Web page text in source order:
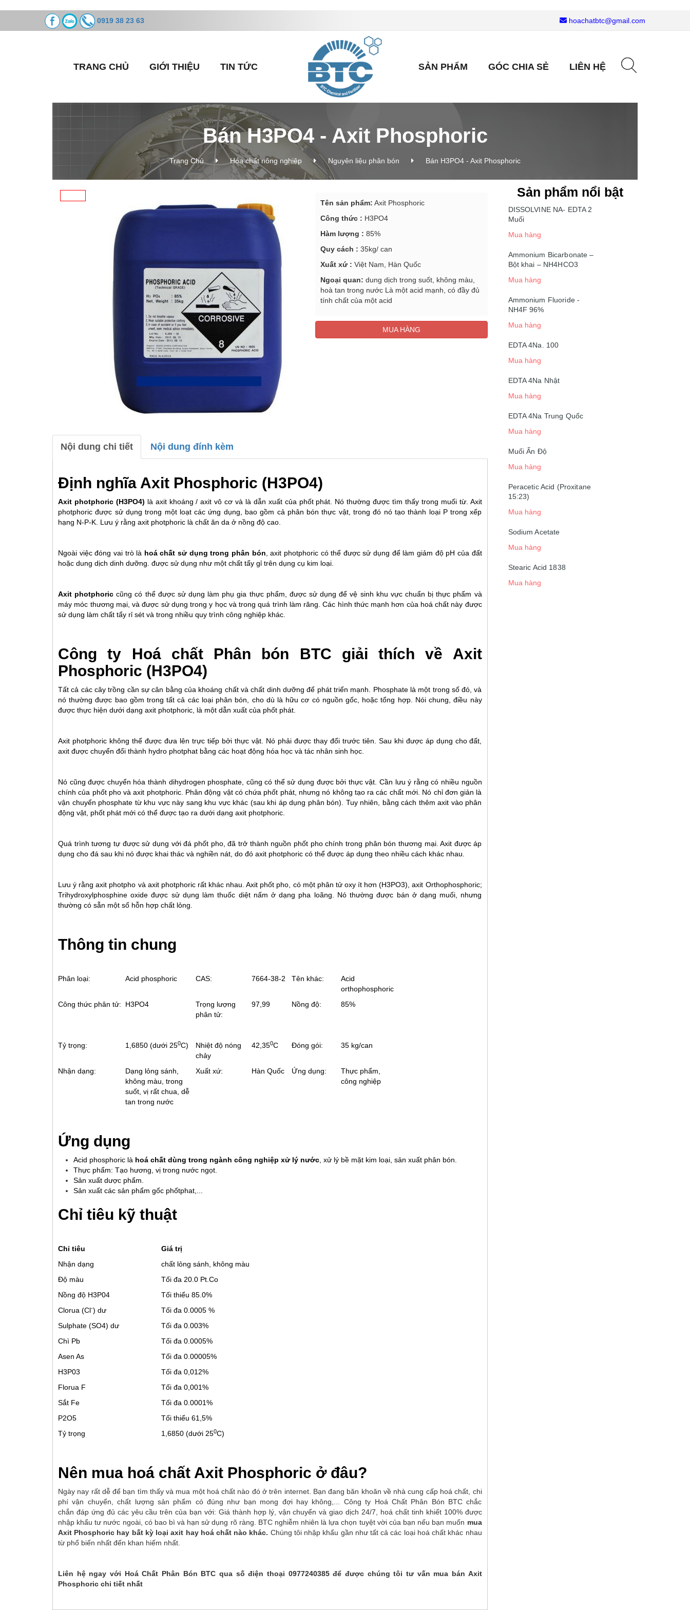
0919 38 23 63 hoachatbtc@gmail.com
TRANG CHỦ GIỚI THIỆU TIN TỨC SẢN PHẨM GÓC CHIA SẺ LIÊN HỆ
Bán H3PO4 - Axit Phosphoric
Trang Chủ Hóa chất nông nghiệp Nguyên liệu phân bón Bán H3PO4 - Axit Phosphoric
Tên sản phẩm: Axit Phosphoric
Công thức : H3PO4
Hàm lượng : 85%
Quy cách : 35kg/ can
Xuất xứ : Việt Nam, Hàn Quốc
Ngoại quan: dung dịch trong suốt, không màu,
hoà tan trong nước Là một acid mạnh, có đầy đủ
tính chất của một acid
MUA HÀNG
Nội dung chi tiết Nội dung đính kèm
Định nghĩa Axit Phosphoric (H3PO4)
Axit photphoric (H3PO4) là axit khoáng / axit vô cơ và là dẫn xuất của phốt phát. Nó thường được tìm thấy trong muối từ. Axit
photphoric được sử dụng trong một loạt các ứng dụng, bao gồm cả phân bón thực vật, trong đó nó tạo thành loại P trong xếp
hạng N-P-K. Lưu ý rằng axit photphoric là chất ăn da ở nồng độ cao.
Ngoài việc đóng vai trò là hoá chất sử dụng trong phân bón , axit photphoric có thể được sử dụng để làm giảm độ pH của đất
hoặc dung dịch dinh dưỡng. được sử dụng như một chất tẩy gỉ trên dụng cụ kim loại.
Axit photphoric cũng có thể được sử dụng làm phụ gia thực phẩm, được sử dụng để vệ sinh khu vực chuẩn bị thực phẩm và
máy móc thương mại, và được sử dụng trong y học và trong quá trình làm răng. Các hình thức mạnh hơn của hoá chất này được
sử dụng làm chất tẩy rỉ sét và trong nhiều quy trình công nghiệp khác.
Công ty Hoá chất Phân bón BTC giải thích về Axit
Phosphoric (H3PO4)
Tất cả các cây trồng cần sự cân bằng của khoáng chất và chất dinh dưỡng để phát triển mạnh. Phosphate là một trong số đó, và
nó thường được bao gồm trong tất cả các loại phân bón, cho dù là hữu cơ có nguồn gốc, hoặc tổng hợp. Nói chung, điều này
được thực hiện dưới dạng axit photphoric, là một dẫn xuất của phốt phát.
Axit photphoric không thể được đưa lên trực tiếp bởi thực vật. Nó phải được thay đổi trước tiên. Sau khi được áp dụng cho đất,
axit được chuyển đổi thành hydro photphat bằng các hoạt động hóa học và tác nhân sinh học.
Nó cũng được chuyển hóa thành dihydrogen phosphate, cũng có thể sử dụng được bởi thực vật. Cần lưu ý rằng có nhiều nguồn
chính của phốt pho và axit photphoric. Phân động vật có chứa phốt phát, nhưng nó không tạo ra các chất mới. Nó chỉ đơn giản là
vận chuyển phosphate từ khu vực này sang khu vực khác (sau khi áp dụng phân bón). Tuy nhiên, bằng cách thêm axit vào phân
động vật, phốt phát mới có thể được tạo ra dưới dạng axit photphoric.
Quá trình tương tự được sử dụng với đá phốt pho, đã trở thành nguồn phốt pho chính trong phân bón thương mại. Axit được áp
dụng cho đá sau khi nó được khai thác và nghiền nát, do đó axit photphoric có thể được áp dụng theo nhiều cách khác nhau.
Lưu ý rằng axit photpho và axit photphoric rất khác nhau. Axit phốt pho, có một phân tử oxy ít hơn (H3PO3), axit Orthophosphoric;
Trihydroxylphosphine oxide được sử dụng làm thuốc diệt nấm ở dạng pha loãng. Nó thường được bán ở dạng muối, nhưng
thường có sẵn một số hỗn hợp chất lỏng.
Thông tin chung
Phân loại: Acid phosphoric CAS: 7664-38-2 Tên khác:
Acid
orthophosphoric
Công thức phân tử:
H3PO4
Trọng lượng
phân tử:
97,99 Nồng độ: 85%
Tỷ trọng: 1,6850 (dưới 250C)
Nhiệt độ nóng
chảy
42,350C Đóng gói: 35 kg/can
Nhận dạng:
Dạng lỏng sánh,
không màu, trong
suốt, vị rất chua, dễ
tan trong nước
Xuất xứ: Hàn Quốc Ứng dụng:
Thực phẩm,
công nghiệp
Ứng dụng
Acid phosphoric là hoá chất dùng trong ngành công nghiệp xử lý nước , xử lý bề mặt kim loại, sản xuất phân bón.
Thực phẩm: Tạo hương, vị trong nước ngọt.
Sản xuất dược phẩm.
Sản xuất các sản phẩm gốc phốtphat,...
Chỉ tiêu kỹ thuật
Chỉ tiêu
Giá trị
Nhận dạng
chất lỏng sánh, không màu
Độ màu
Tối đa 20.0 Pt.Co
Nồng độ H3P04
Tối thiểu 85.0%
Clorua (Cl-) dư
Tối đa 0.0005 %
Sulphate (SO4) dư
Tối đa 0.003%
Chì Pb
Tối đa 0.0005%
Asen As
Tối đa 0.00005%
H3P03
Tối đa 0,012%
Florua F
Tối đa 0,001%
Sắt Fe
Tối đa 0.0001%
P2O5
Tối thiểu 61,5%
Tỷ trọng
1,6850 (dưới 250C)
Nên mua hoá chất Axit Phosphoric ở đâu?
Ngày nay rất dễ để bạn tìm thấy và mua một hoá chất nào đó ở trên internet. Bạn đang băn khoăn về nhà cung cấp hoá chất, chi
phí vận chuyển, chất lượng sản phẩm có đúng như bạn mong đợi hay không,... Công ty Hoá Chất Phân Bón BTC chắc
chắn đáp ứng đủ các yêu cầu trên của bạn với: Giá thành hợp lý, vận chuyển và giao dịch 24/7, hoá chất tinh khiết 100% được
nhập khẩu tư nước ngoài, có bao bì và hạn sử dụng rõ ràng. BTC nghiễm nhiên là lựa chọn tuyệt vời của bạn nếu bạn muốn mua
Axit Phosphoric hay bất kỳ loại axit hay hoá chất nào khác. Chúng tôi nhập khẩu gần như tất cả các loại hoá chất khác nhau
từ phổ biến nhất đến khan hiếm nhất.
Liên hệ ngay với Hoá Chất Phân Bón BTC qua số điện thoại 0977240385 để được chúng tôi tư vấn mua bán Axit
Phosphoric chi tiết nhất
Sản phẩm nổi bật
DISSOLVINE NA- EDTA 2
Muối
Mua hàng
Ammonium Bicarbonate –
Bột khai – NH4HCO3
Mua hàng
Ammonium Fluoride -
NH4F 96%
Mua hàng
EDTA 4Na. 100
Mua hàng
EDTA 4Na Nhật
Mua hàng
EDTA 4Na Trung Quốc
Mua hàng
Muối Ấn Độ
Mua hàng
Peracetic Acid (Proxitane
15:23)
Mua hàng
Sodium Acetate
Mua hàng
Stearic Acid 1838
Mua hàng